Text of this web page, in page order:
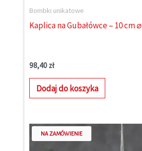
Bombki unikatowe
Kaplica na Gubałówce – 10 cm ⌀
98,40 zł
Dodaj do koszyka
NA ZAMÓWIENIE